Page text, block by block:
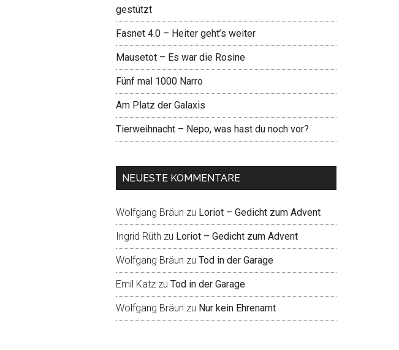
gestützt
Fasnet 4.0 – Heiter geht’s weiter
Mausetot – Es war die Rosine
Fünf mal 1000 Narro
Am Platz der Galaxis
Tierweihnacht – Nepo, was hast du noch vor?
NEUESTE KOMMENTARE
Wolfgang Bräun zu Loriot – Gedicht zum Advent
Ingrid Rüth zu Loriot – Gedicht zum Advent
Wolfgang Bräun zu Tod in der Garage
Emil Katz zu Tod in der Garage
Wolfgang Bräun zu Nur kein Ehrenamt